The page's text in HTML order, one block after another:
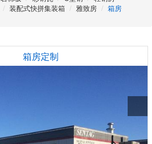
装配式快拼集装箱 雅致房
箱房
箱房定制